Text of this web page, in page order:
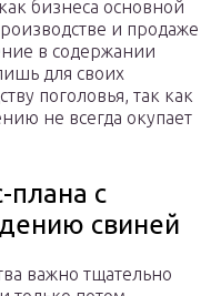
бизнеса основной
и продаже
в содержании
для своих
поголовья, так как
не всегда окупает
плана с
свиней
важно тщательно